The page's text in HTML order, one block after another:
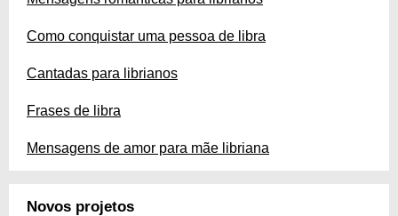
Como conquistar uma pessoa de libra
Cantadas para librianos
Frases de libra
Mensagens de amor para mãe libriana
Novos projetos